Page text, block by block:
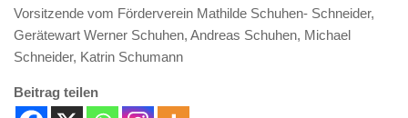
Vorsitzende vom Förderverein Mathilde Schuhen- Schneider,
Gerätewart Werner Schuhen, Andreas Schuhen, Michael
Schneider, Katrin Schumann
Beitrag teilen